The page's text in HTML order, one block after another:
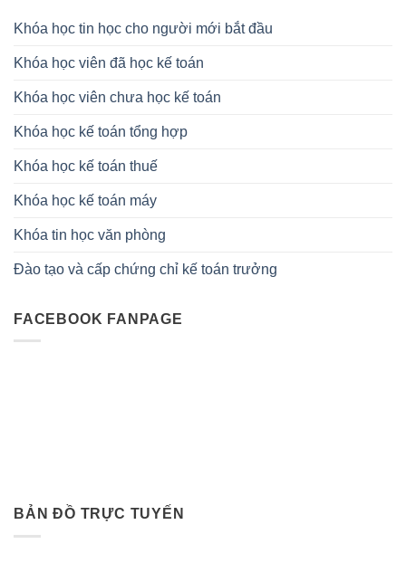
Khóa học tin học cho người mới bắt đầu
Khóa học viên đã học kế toán
Khóa học viên chưa học kế toán
Khóa học kế toán tổng hợp
Khóa học kế toán thuế
Khóa học kế toán máy
Khóa tin học văn phòng
Đào tạo và cấp chứng chỉ kế toán trưởng
FACEBOOK FANPAGE
BẢN ĐỒ TRỰC TUYẾN